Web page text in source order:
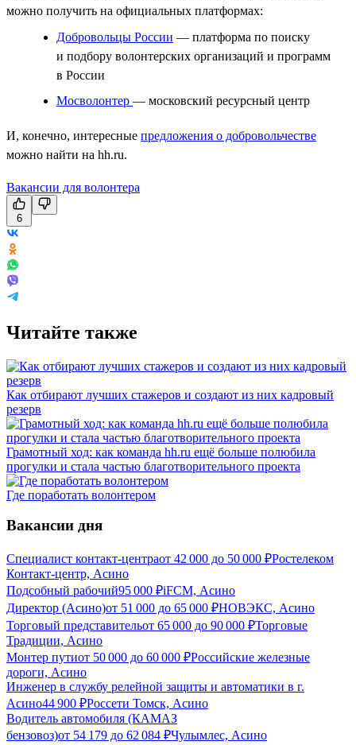
можно получить на официальных платформах:
Добровольцы России — платформа по поиску
и подбору волонтерских организаций и программ
в России
Мосволонтер — московский ресурсный центр
И, конечно, интересные предложения о добровольчестве
можно найти на hh.ru.
Вакансии для волонтера
6
Читайте также
Как отбирают лучших стажеров и создают из них кадровый
резерв
Грамотный ход: как команда hh.ru ещё больше полюбила
прогулки и стала частью благотворительного проекта
Где поработать волонтером
Вакансии дня
Специалист контакт-центраот 42 000 до 50 000 ₽Ростелеком
Контакт-центр, Асино
Подсобный рабочий95 000 ₽iFCM, Асино
Директор (Асино)от 51 000 до 65 000 ₽НОВЭКС, Асино
Торговый представительот 65 000 до 90 000 ₽Торговые
Традиции, Асино
Монтер путиот 50 000 до 60 000 ₽Российские железные
дороги, Асино
Инженер в службу релейной защиты и автоматики в г.
Асино44 900 ₽Россети Томск, Асино
Водитель автомобиля (КАМАЗ
бензовоз)от 54 179 до 62 084 ₽Чулымлес, Асино